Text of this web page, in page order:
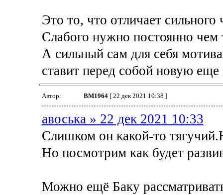
Это то, что отличает сильного
Слабого нужно постоянно чем
А сильный сам для себя
ставит перед собой новую еще
Автор: BM1964[ 22 дек 2021 10:38 ]
авоська » 22 дек 2021 10:33
Слишком он какой-то
Но посмотрим как будет
Можно ещё Баку